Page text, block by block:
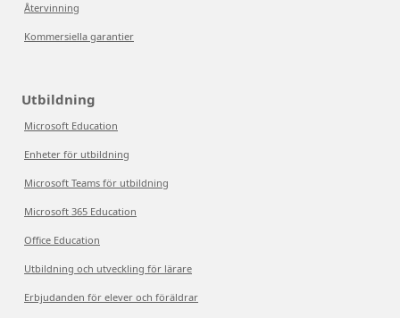
Återvinning
Kommersiella garantier
Utbildning
Microsoft Education
Enheter för utbildning
Microsoft Teams för utbildning
Microsoft 365 Education
Office Education
Utbildning och utveckling för lärare
Erbjudanden för elever och föräldrar